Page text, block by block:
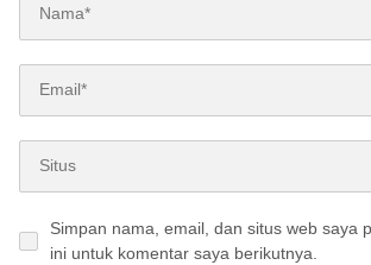
Simpan nama, email, dan situs web saya
ini untuk komentar saya berikutnya.